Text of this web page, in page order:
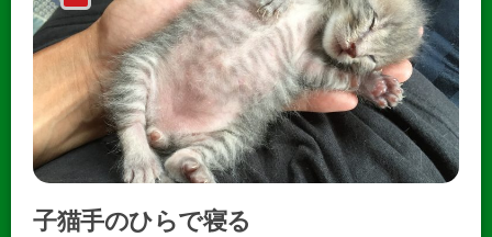
子猫手のひらで寝る